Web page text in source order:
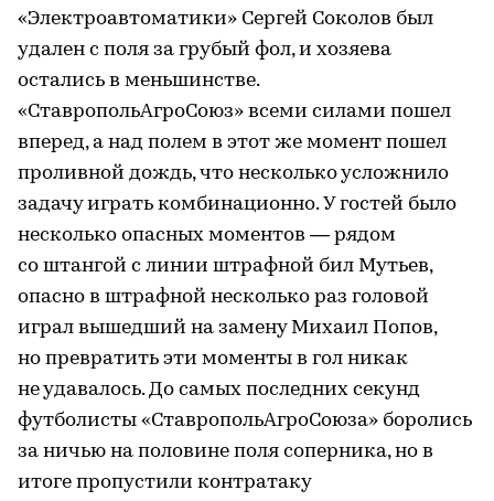
«Электроавтоматики» Сергей Соколов был
удален с поля за грубый фол, и хозяева
остались в меньшинстве.
«СтавропольАгроСоюз» всеми силами пошел
вперед, а над полем в этот же момент пошел
проливной дождь, что несколько усложнило
задачу играть комбинационно. У гостей было
несколько опасных моментов — рядом
со штангой с линии штрафной бил Мутьев,
опасно в штрафной несколько раз головой
играл вышедший на замену Михаил Попов,
но превратить эти моменты в гол никак
не удавалось. До самых последних секунд
футболисты «СтавропольАгроСоюза» боролись
за ничью на половине поля соперника, но в
итоге пропустили контратаку